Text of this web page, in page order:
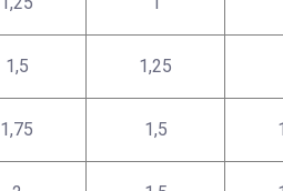
1,5 1,25
1,75 1,5